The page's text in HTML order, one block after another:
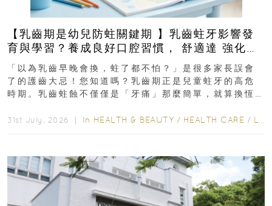
【乳齒期是幼兒防蛀關鍵期 】乳齒蛀牙影響發
育與學習？養成良好口腔習慣， 舒適達 強化琺
瑯質 兒童牙膏防護指南
「以為乳齒早晚會換，蛀了都不怕？」是很多家長誤會
了的護齒大忌！您知道嗎？乳齒期正是兒童蛀牙的高危
時期。乳齒蛀蝕不僅僅是「牙痛」那麼簡單，就算換恆
31st July, 2026 ｜ In HEALTH & BEAUTY / HEALTH CARE / LIFESTYLE